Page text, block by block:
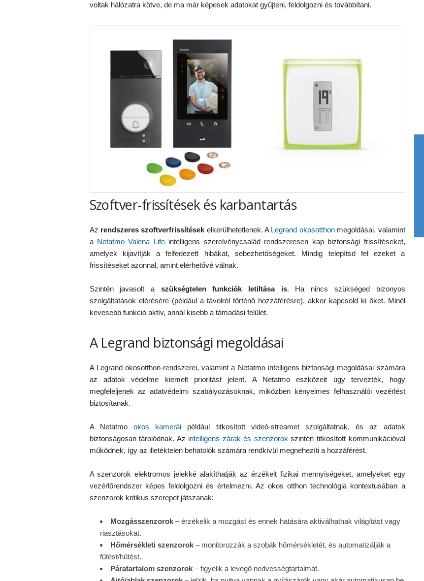
voltak hálózatra kötve, de ma már képesek adatokat gyűjteni, feldolgozni és továbbítani.
Szoftver-frissítések és karbantartás
Az rendszeres szoftverfrissítések elkerülhetetlenek. A Legrand okosotthonmegoldásai, valamint
a Netatmo Valena Lifeintelligens szerelvénycsalád rendszeresen kap biztonsági frissítéseket,
amelyek kijavítják a felfedezett hibákat, sebezhetőségeket. Mindig telepítsd fel ezeket a
frissítéseket azonnal, amint elérhetővé válnak.
Szintén javasolt a szükségtelen funkciók letiltása is. Ha nincs szükséged bizonyos
szolgáltatások elérésére (például a távolról történő hozzáférésre), akkor kapcsold ki őket. Minél
kevesebb funkció aktív, annál kisebb a támadási felület.
A Legrand biztonsági megoldásai
A Legrand okosotthon-rendszerei, valamint a Netatmo intelligens biztonsági megoldásai számára
az adatok védelme kiemelt prioritást jelent. A Netatmo eszközeit úgy tervezték, hogy
megfeleljenek az adatvédelmi szabályozásoknak, miközben kényelmes felhasználói vezérlést
biztosítanak.
A Netatmo okos kamerái például titkosított videó-streamet szolgáltatnak, és az adatok
biztonságosan tárolódnak. Az intelligens zárak és szenzorok szintén titkosított kommunikációval
működnek, így az illetéktelen behatolók számára rendkívül megnehezíti a hozzáférést.
A szenzorok elektromos jelekké alakíthatják az érzékelt fizikai mennyiségeket, amelyeket egy
vezérlőrendszer képes feldolgozni és értelmezni. Az okos otthon technológia kontextusában a
szenzorok kritikus szerepet játszanak:
Mozgásszenzorok– érzékelik a mozgást és ennek hatására aktiválhatnak világítást vagy
riasztásokat.
Hőmérsékleti szenzorok– monitorozzák a szobák hőmérsékletét, és automatizálják a
fűtést/hűtést.
Páratartalom szenzorok– figyelik a levegő nedvességtartalmát.